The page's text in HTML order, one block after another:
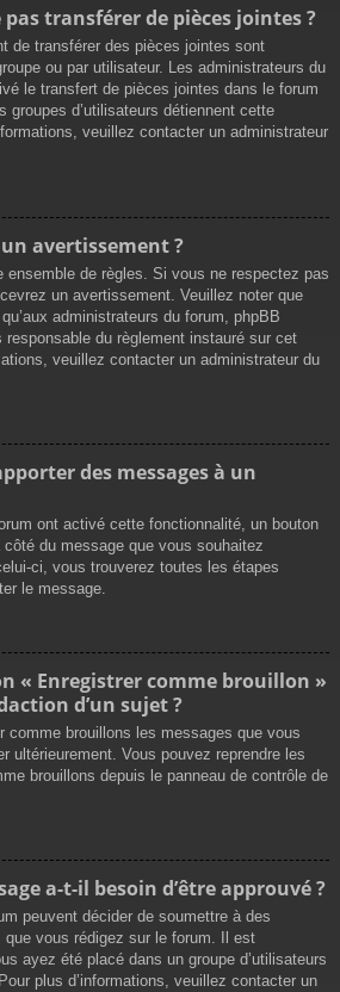
transférer de pièces jointes ?
de transférer des pièces jointes sont
ou par utilisateur. Les administrateurs du
le transfert de pièces jointes dans le forum
groupes d’utilisateurs détiennent cette
veuillez contacter un administrateur
avertissement ?
ensemble de règles. Si vous ne respectez pas
un avertissement. Veuillez noter que
administrateurs du forum, phpBB
responsable du règlement instauré sur cet
veuillez contacter un administrateur du
des messages à un
ont activé cette fonctionnalité, un bouton
du message que vous souhaitez
ci, vous trouverez toutes les étapes
le message.
« Enregistrer comme brouillon »
d’un sujet ?
comme brouillons les messages que vous
ultérieurement. Vous pouvez reprendre les
brouillons depuis le panneau de contrôle de
a-t-il besoin d’être approuvé ?
peuvent décider de soumettre à des
vous rédigez sur le forum. Il est
ayez été placé dans un groupe d’utilisateurs
plus d’informations, veuillez contacter un